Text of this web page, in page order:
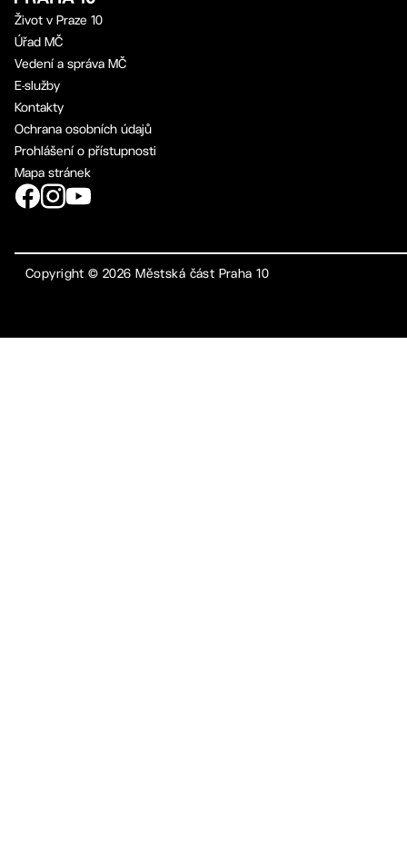
Život v Praze 10
Úřad MČ
Vedení a správa MČ
E-služby
Kontakty
Ochrana osobních údajů
Prohlášení o přístupnosti
Mapa stránek
Copyright ©2026 Městská část Praha 10